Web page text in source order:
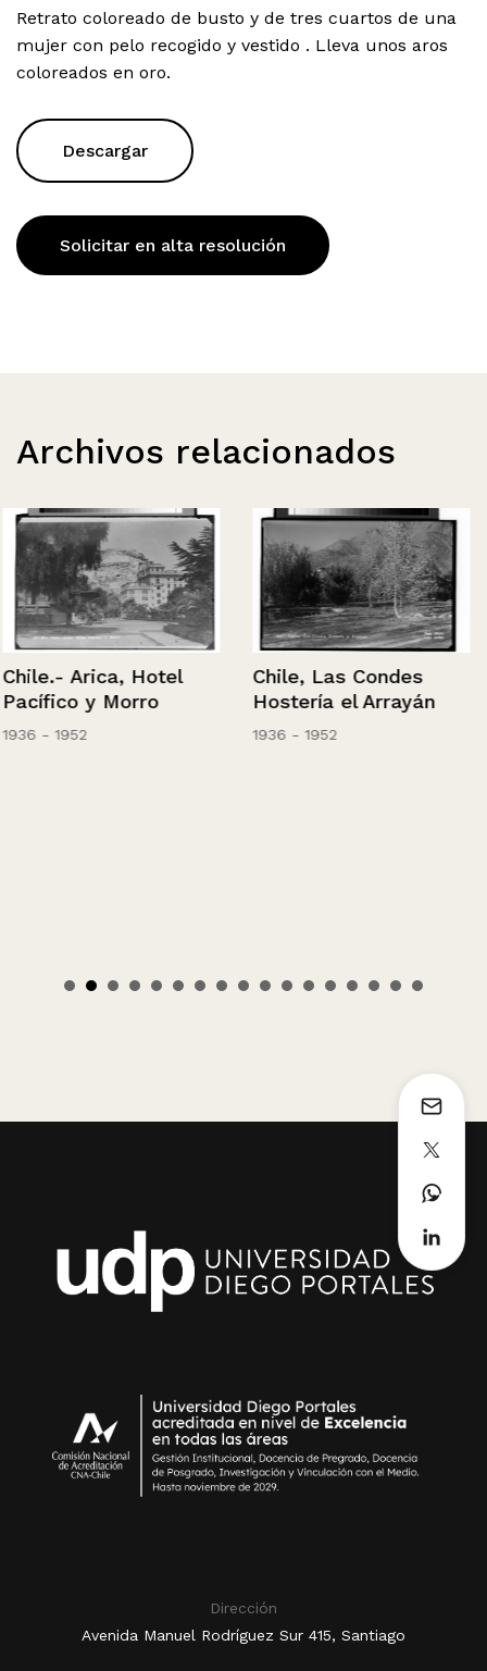
Retrato coloreado de busto y de tres cuartos de una
mujer con pelo recogido y vestido . Lleva unos aros
coloreados en oro.
Descargar
Solicitar en alta resolución
Archivos relacionados
Chile.- Arica, Hotel
Pacífico y Morro
1936 - 1952
Chile, Las Condes
Hostería el Arrayán
1936 - 1952
Dirección
Avenida Manuel Rodríguez Sur 415, Santiago